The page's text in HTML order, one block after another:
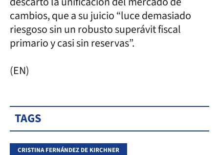
cambios, que a su juicio “luce demasiado
riesgoso sin un robusto superávit fiscal
primario y casi sin reservas”.
(EN)
TAGS
CRISTINA FERNÁNDEZ DE KIRCHNER